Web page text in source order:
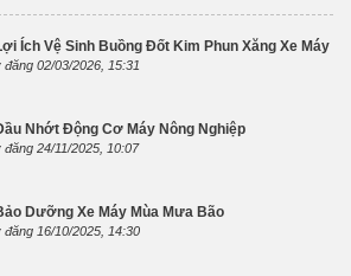
Ích Vệ Sinh Buồng Đốt Kim Phun Xăng Xe Máy
đăng 02/03/2026, 15:31
Nhớt Động Cơ Máy Nông Nghiệp
đăng 24/11/2025, 10:07
Dưỡng Xe Máy Mùa Mưa Bão
đăng 16/10/2025, 14:30